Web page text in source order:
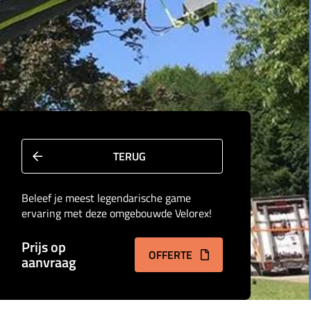
TERUG
Beleef je meest legendarische game
ervaring met deze omgebouwde Velorex!
Prijs op
aanvraag OFFERTE